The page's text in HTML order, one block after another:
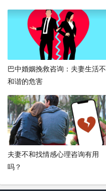
巴中婚姻挽救咨询：夫妻生活不
和谐的危害
夫妻不和找情感心理咨询有用
吗？